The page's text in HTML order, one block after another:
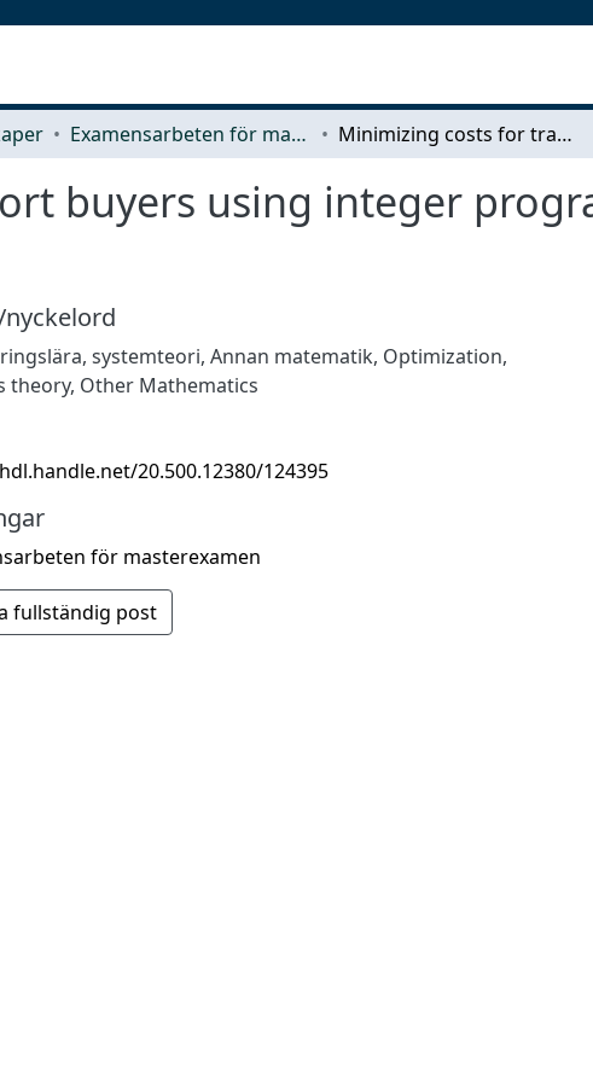
Examensarbeten för masterexamen Minimizing costs for transport buyers using integer programming and column generation
buyers using integer
systemteori, Annan matematik, Optimization,
theory, Other Mathematics
20.500.12380/124395
för masterexamen
fullständig post